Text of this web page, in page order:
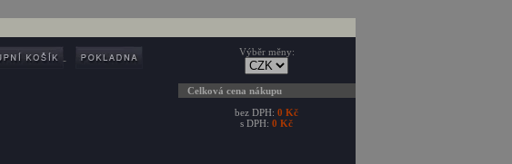
Výběr měny:
Celková cena nákupu
bez DPH: 0 Kč
s DPH: 0 Kč